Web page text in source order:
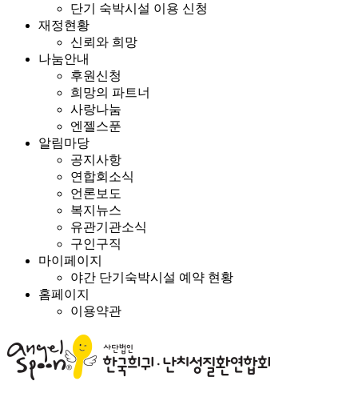
단기 숙박시설 이용 신청
재정현황
신뢰와 희망
나눔안내
후원신청
희망의 파트너
사랑나눔
엔젤스푼
알림마당
공지사항
연합회소식
언론보도
복지뉴스
유관기관소식
구인구직
마이페이지
야간 단기숙박시설 예약 현황
홈페이지
이용약관